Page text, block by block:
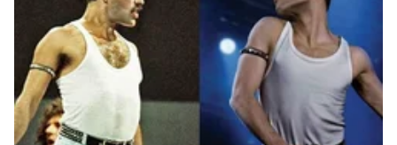
Image Credit : Google